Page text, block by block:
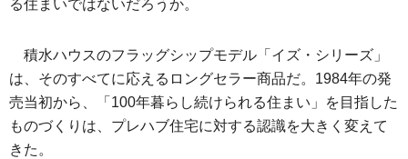
る住まいではないだろうか。
積水ハウスのフラッグシップモデル「イズ・シリーズ」
は、そのすべてに応えるロングセラー商品だ。1984年の発
売当初から、「100年暮らし続けられる住まい」を目指した
ものづくりは、プレハブ住宅に対する認識を大きく変えて
きた。